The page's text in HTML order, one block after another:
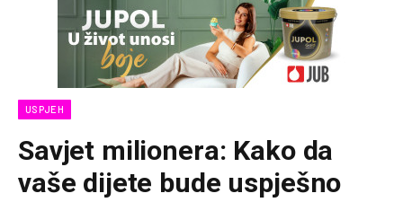
USPJEH
Savjet milionera: Kako da
vaše dijete bude uspješno